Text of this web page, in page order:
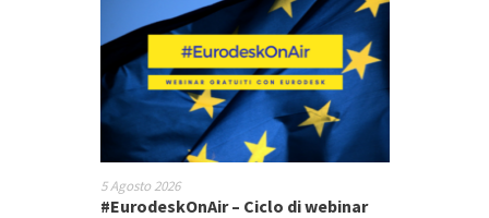
5 Agosto 2026
#EurodeskOnAir – Ciclo di webinar